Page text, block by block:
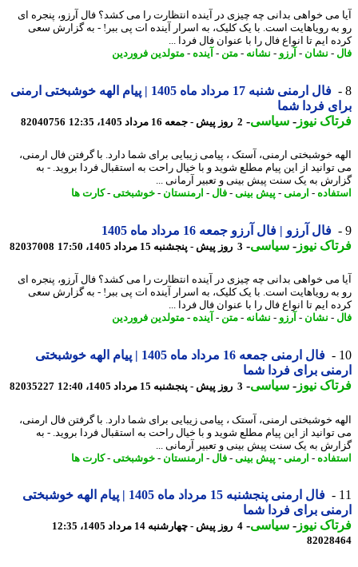
می خواهی بدانی چه چیزی در آینده انتظارت را می کشد؟ فال آرزو، پنجره ای
رویاهایت است. با یک کلیک، به اسرار آینده ات پی ببر! - به گزارش سعی
ایم تا انواع فال را با عنوان فال فردا ...
-نشان-آرزو - نشانه-متن -آینده -متولدین فروردین
فال ارمنی شنبه 17 مرداد ماه 1405 | پیام الهه خوشبختی ارمنی
فردا شما
نیوز-سیاسی-2 روز پیش - جمعه 16 مرداد 1405، 12:35 82040756
خوشبختی ارمنی، آستک ، پیامی زیبایی برای شما دارد. با گرفتن فال ارمنی،
از این پیام مطلع شوید و با خیال راحت به استقبال فردا بروید. - به
به یک سنت پیش بینی و تعبیر آرمانی ...
-ارمنی -پیش بینی -فال-ارمنستان-خوشبختی-کارت ها
فال آرزو | فال آرزو جمعه 16 مرداد ماه 1405
نیوز-سیاسی-3 روز پیش - پنجشنبه 15 مرداد 1405، 17:50 82037008
می خواهی بدانی چه چیزی در آینده انتظارت را می کشد؟ فال آرزو، پنجره ای
رویاهایت است. با یک کلیک، به اسرار آینده ات پی ببر! - به گزارش سعی
ایم تا انواع فال را با عنوان فال فردا ...
-نشان-آرزو - نشانه-متن -آینده -متولدین فروردین
فال ارمنی جمعه 16 مرداد ماه 1405 | پیام الهه خوشبختی
برای فردا شما
نیوز-سیاسی-3 روز پیش - پنجشنبه 15 مرداد 1405، 12:40 82035227
خوشبختی ارمنی، آستک ، پیامی زیبایی برای شما دارد. با گرفتن فال ارمنی،
از این پیام مطلع شوید و با خیال راحت به استقبال فردا بروید. - به
به یک سنت پیش بینی و تعبیر آرمانی ...
-ارمنی -پیش بینی -فال-ارمنستان-خوشبختی-کارت ها
فال ارمنی پنجشنبه 15 مرداد ماه 1405 | پیام الهه خوشبختی
برای فردا شما
نیوز-سیاسی-4 روز پیش - چهارشنبه 14 مرداد 1405، 12:35